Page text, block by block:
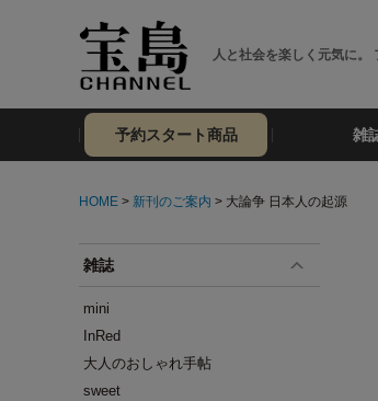
人と社会を楽しく元気に。
予約スタート商品 雑
HOME > 新刊のご案内 > 大論争 日本人の起源
雑誌
mini
InRed
大人のおしゃれ手帖
sweet